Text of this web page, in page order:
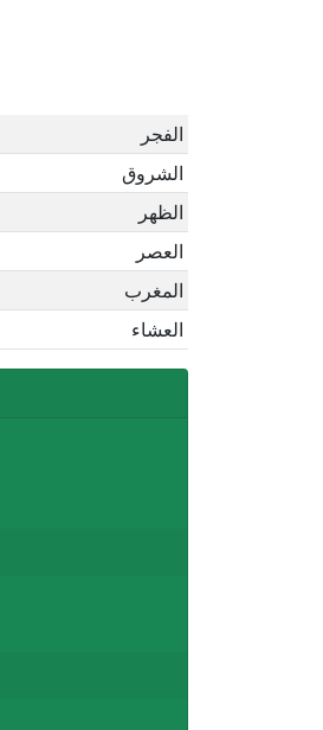
الفجر
الشروق
الظهر
العصر
المغرب
العشاء